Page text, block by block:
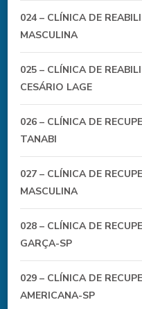
024 – CLÍNICA DE
MASCULINA
025 – CLÍNICA DE
CESÁRIO LAGE
026 – CLÍNICA DE
TANABI
027 – CLÍNICA DE
MASCULINA
028 – CLÍNICA DE
GARÇA-SP
029 – CLÍNICA DE
AMERICANA-SP